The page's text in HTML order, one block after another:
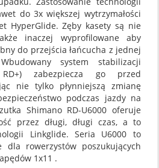
do 3x większej wytrzymałości
HyperGlide. Zęby kasety są nie
inaczej wyprofilowane aby
do przejścia łańcucha z jednej
system stabilizacji
RD+) zabezpiecza go przed
nie tylko płynniejszą zmianę
podczas jazdy na
Shimano RD-U6000 oferuje
przez długi, długi czas, a to
Linkglide. Seria U6000 to
dla rowerzystów poszukujących
1x11 .